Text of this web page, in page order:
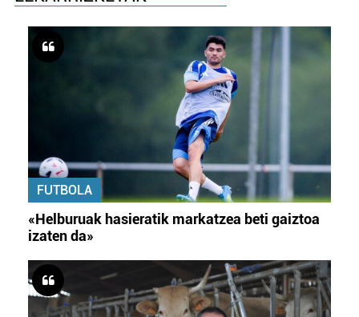
FUTBOLA
«Helburuak hasieratik markatzea beti gaiztoa
izaten da»